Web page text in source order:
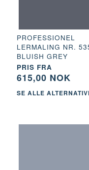
PROFESSIONEL
LERMALING NR.
BLUISH GREY
PRIS FRA
615,00 NOK
SE ALLE